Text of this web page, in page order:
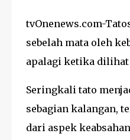
tvOnenews.com-
sebelah mata oleh
apalagi ketika dilihat
Seringkali tato
sebagian kalangan,
dari aspek